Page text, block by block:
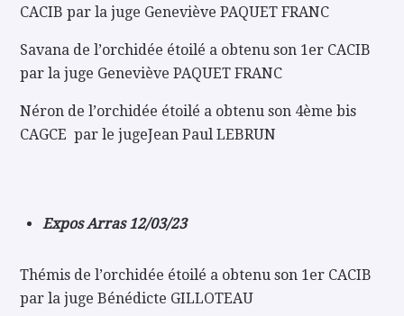
CACIB par la juge Geneviève PAQUET FRANC
Savana de l’orchidée étoilé a obtenu son 1er CACIB
par la juge Geneviève PAQUET FRANC
Néron de l’orchidée étoilé a obtenu son 4ème bis
CAGCE par le jugeJean Paul LEBRUN
Expos Arras 12/03/23
Thémis de l’orchidée étoilé a obtenu son 1er CACIB
par la juge Bénédicte GILLOTEAU